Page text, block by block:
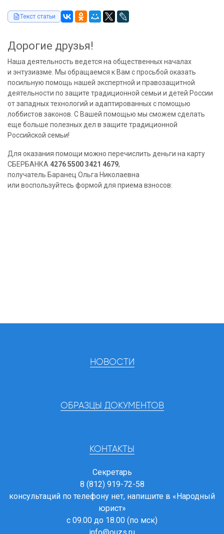
Текст статьи
Дорогие друзья!
Наша деятельность ведется на общественных началах
и энтузиазме. Мы обращаемся к Вам с просьбой оказать
посильную помощь нашей экспертной и правозащитной
деятельности по защите традиционной семьи и детей России
от западных технологий и адаптированных с помощью
лоббистов законов. С Вашей помощью мы сможем сделать
еще больше полезных дел в защите традиционной
Российской семьи!
Для оказания помощи можно перечислить деньги на карту
СБЕРБАНКА 4276 5500 3421 4679,
получатель Баранец Ольга Николаевна
или воспользуйтесь формой для приема взносов:
НОВОСТИ
ОБРАЗЦЫ ДОКУМЕНТОВ
КОНТАКТЫ
Секретарь
8 (812) 919-72-58
консультаций по телефону нет, напишите в «Народный
юрист»
с 09.00 до 18.00 (по мск)